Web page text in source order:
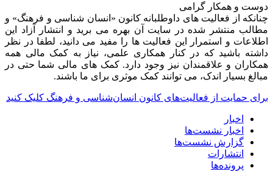
دوست و همکار گرامی
چنانکه از فعالیت های داوطلبانه کانون «انسان شناسی و فرهنگ» و
مطالب منتشر شده در سایت آن بهره می برید و انتشار آزاد این
اطلاعات و استمرار این فعالیت ها را مفید می دانید، لطفا در نظر
داشته باشید که در کنار همکاری علمی، نیاز به کمک مالی همه
همکاران و علاقمندان نیز وجود دارد. کمک های مالی شما حتی در
مبالغ بسیار اندک، می توانند کمک موثری برای ما باشند.
برای حمایت از فعالیت‌های کانون انسان‌شناسی و فرهنگ کلیک کنید
اخبار
اخبار نشست‌ها
گزارش نشست‌ها
انتشارات
پرونده‌ها